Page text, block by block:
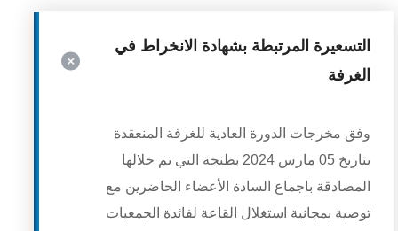
التسعيرة المرتبطة بشهادة الانخراط في
الغرفة
وفق مخرجات الدورة العادية للغرفة المنعقدة
بتاريخ 05 مارس 2024 بطنجة التي تم خلالها
المصادقة باجماع السادة الأعضاء الحاضرين مع
توصية بمجانية استغلال القاعة لفائدة الجمعيات